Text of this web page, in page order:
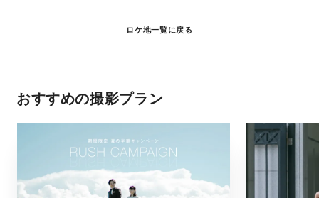
ロケ地一覧に戻る
おすすめの撮影プラン